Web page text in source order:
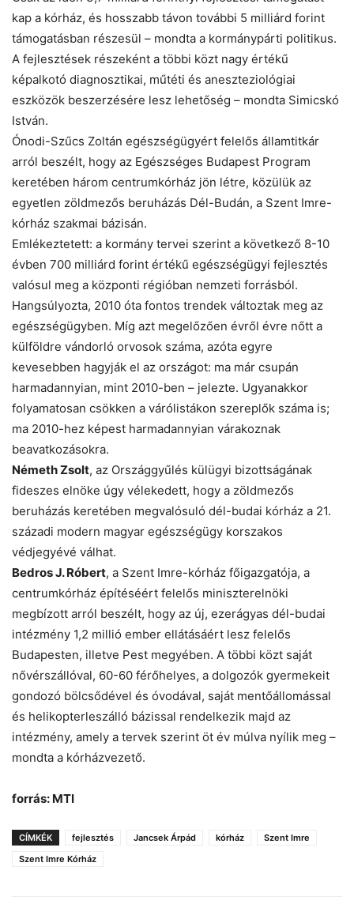
kap a kórház, és hosszabb távon további 5 milliárd forint
támogatásban részesül – mondta a kormánypárti politikus.
A fejlesztések részeként a többi közt nagy értékű
képalkotó diagnosztikai, műtéti és aneszteziológiai
eszközök beszerzésére lesz lehetőség – mondta Simicskó
István.
Ónodi-Szűcs Zoltán egészségügyért felelős államtitkár
arról beszélt, hogy az Egészséges Budapest Program
keretében három centrumkórház jön létre, közülük az
egyetlen zöldmezős beruházás Dél-Budán, a Szent Imre-
kórház szakmai bázisán.
Emlékeztetett: a kormány tervei szerint a következő 8-10
évben 700 milliárd forint értékű egészségügyi fejlesztés
valósul meg a központi régióban nemzeti forrásból.
Hangsúlyozta, 2010 óta fontos trendek változtak meg az
egészségügyben. Míg azt megelőzően évről évre nőtt a
külföldre vándorló orvosok száma, azóta egyre
kevesebben hagyják el az országot: ma már csupán
harmadannyian, mint 2010-ben – jelezte. Ugyanakkor
folyamatosan csökken a várólistákon szereplők száma is;
ma 2010-hez képest harmadannyian várakoznak
beavatkozásokra.
Németh Zsolt, az Országgyűlés külügyi bizottságának
fideszes elnöke úgy vélekedett, hogy a zöldmezős
beruházás keretében megvalósuló dél-budai kórház a 21.
századi modern magyar egészségügy korszakos
védjegyévé válhat.
Bedros J. Róbert, a Szent Imre-kórház főigazgatója, a
centrumkórház építéséért felelős miniszterelnöki
megbízott arról beszélt, hogy az új, ezerágyas dél-budai
intézmény 1,2 millió ember ellátásáért lesz felelős
Budapesten, illetve Pest megyében. A többi közt saját
nővérszállóval, 60-60 férőhelyes, a dolgozók gyermekeit
gondozó bölcsődével és óvodával, saját mentőállomással
és helikopterleszálló bázissal rendelkezik majd az
intézmény, amely a tervek szerint öt év múlva nyílik meg –
mondta a kórházvezető.
forrás: MTI
CÍMKÉK fejlesztés Jancsek Árpád kórház
Szent Imre
Szent Imre Kórház